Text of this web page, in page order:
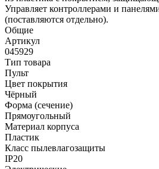
Управляет контроллерами и
(поставляются отдельно).
Общие
Артикул
045929
Тип товара
Пульт
Цвет покрытия
Чёрный
Форма (сечение)
Прямоугольный
Материал корпуса
Пластик
Класс пылевлагозащиты
IP20